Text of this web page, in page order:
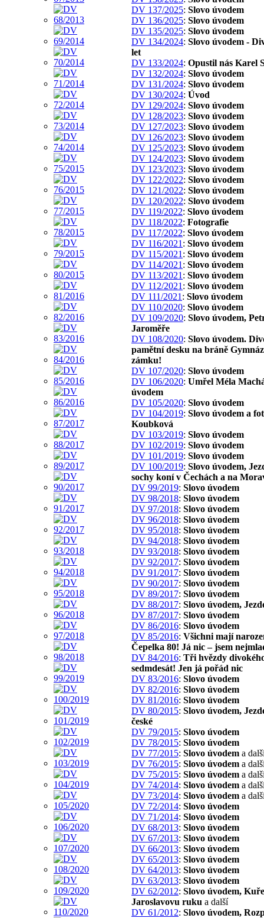
DV 137/2025: Slovo úvodem
DV 136/2025: Slovo úvodem
DV 135/2025: Slovo úvodem
DV 134/2024: Slovo úvodem -
let
DV 133/2024: Opustil nás Karel
DV 132/2024: Slovo úvodem
DV 131/2024: Slovo úvodem
DV 130/2024: Úvod
DV 129/2024: Slovo úvodem
DV 128/2023: Slovo úvodem
DV 127/2023: Slovo úvodem
DV 126/2023: Slovo úvodem
DV 125/2023: Slovo úvodem
DV 124/2023: Slovo úvodem
DV 123/2023: Slovo úvodem
DV 122/2022: Slovo úvodem
DV 121/2022: Slovo úvodem
DV 120/2022: Slovo úvodem
DV 119/2022: Slovo úvodem
DV 118/2022: Fotografie
DV 117/2022: Slovo úvodem
DV 116/2021 : Slovo úvodem
DV 115/2021 : Slovo úvodem
DV 114/2021 : Slovo úvodem
DV 113/2021 : Slovo úvodem
DV 112/2021 : Slovo úvodem
DV 111/2021 : Slovo úvodem
DV 110/2020: Slovo úvodem
DV 109/2020: Slovo úvodem,
Jaroměře
DV 108/2020: Slovo úvodem.
pamětní desku na bráně
zámku!
DV 107/2020: Slovo úvodem
DV 106/2020: Umřel Méla
úvodem
DV 105/2020: Slovo úvodem
DV 104/2019: Slovo úvodem a
Koubková
DV 103/2019: Slovo úvodem
DV 102/2019: Slovo úvodem
DV 101/2019: Slovo úvodem
DV 100/2019: Slovo úvodem,
sochy koní v Čechách a na
DV 99/2019: Slovo úvodem
DV 98/2018: Slovo úvodem
DV 97/2018: Slovo úvodem
DV 96/2018: Slovo úvodem
DV 95/2018: Slovo úvodem
DV 94/2018: Slovo úvodem
DV 93/2018: Slovo úvodem
DV 92/2017: Slovo úvodem
DV 91/2017: Slovo úvodem
DV 90/2017: Slovo úvodem
DV 89/2017: Slovo úvodem
DV 88/2017: Slovo úvodem,
DV 87/2017: Slovo úvodem
DV 86/2016: Slovo úvodem
DV 85/2016: Všichni mají
Čepelka 80! Já nic – jsem
DV 84/2016: Tři hvězdy
sedmdesát! Jen já pořád nic
DV 83/2016: Slovo úvodem
DV 82/2016: Slovo úvodem
DV 81/2016: Slovo úvodem
DV 80/2015: Slovo úvodem,
české
DV 79/2015: Slovo úvodem
DV 78/2015: Slovo úvodem
DV 77/2015: Slovo úvodem a
DV 76/2015: Slovo úvodem a
DV 75/2015: Slovo úvodem a
DV 74/2014: Slovo úvodem a
DV 73/2014: Slovo úvodem a
DV 72/2014: Slovo úvodem
DV 71/2014: Slovo úvodem
DV 68/2013: Slovo úvodem
DV 67/2013: Slovo úvodem
DV 66/2013: Slovo úvodem
DV 65/2013: Slovo úvodem
DV 64/2013: Slovo úvodem
DV 63/2013: Slovo úvodem
DV 62/2012: Slovo úvodem,
Jaroslavovu ruku a další
DV 61/2012: Slovo úvodem,